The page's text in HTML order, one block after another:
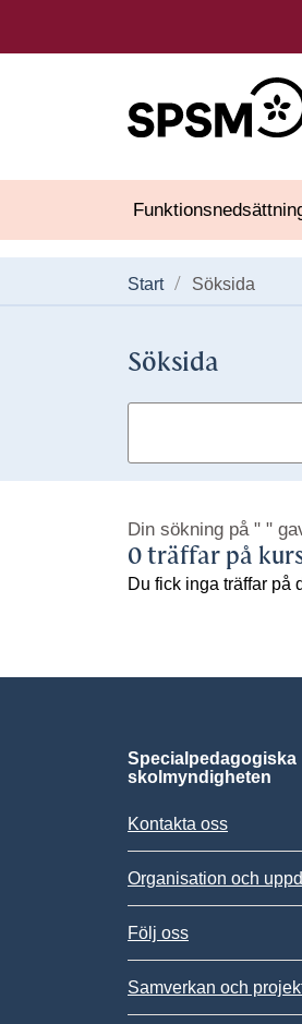
Start Söksida
Söksida
Din sökning på " "
0 träffar på
Du fick inga träffar på
Specialpedagogiska
skolmyndigheten
Kontakta oss
Organisation och
Följ oss
Samverkan och